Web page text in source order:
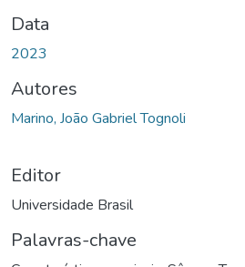
Data
2023
Autores
Marino, João Gabriel Tognoli
Editor
Universidade Brasil
Palavras-chave